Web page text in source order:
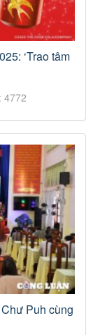
‘Trao tâm
4772
Puh cùng